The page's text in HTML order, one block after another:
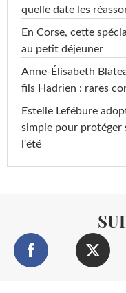
quelle date les
En Corse, cette
au petit déjeuner
Anne-Élisabeth
fils Hadrien : rares
Estelle Lefébure
simple pour protéger
l'été